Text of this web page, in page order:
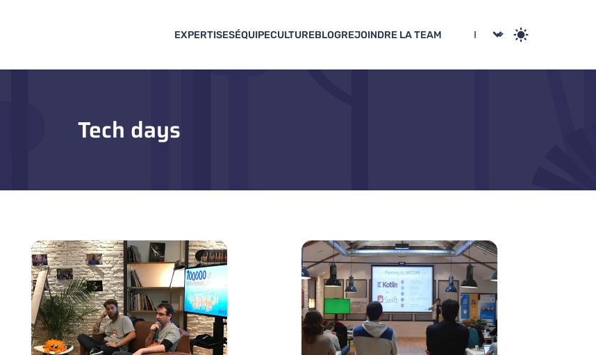
EXPERTISESÉQUIPECULTUREBLOGREJOINDRE LA TEAM
Tech days